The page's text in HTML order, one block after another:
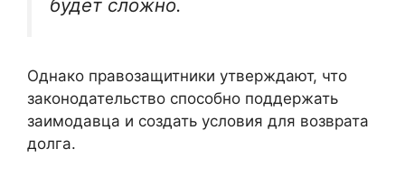
будет сложно.
Однако правозащитники утверждают, что
законодательство способно поддержать
заимодавца и создать условия для возврата
долга.